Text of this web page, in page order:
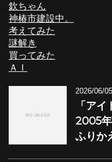
欽ちゃん
神椿市建設中。
考えてみた
謎解き
買ってみた
ＡＩ
2026/06/05
「ア
2005
ふりか